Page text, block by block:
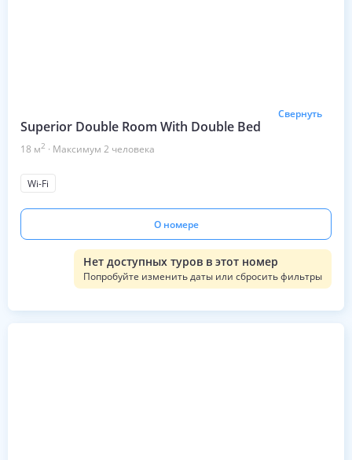
Superior Double Room With Double Bed
Свернуть
18 м2 · Максимум 2 человека
Wi-Fi
О номере
Нет доступных туров в этот номер
Попробуйте изменить даты или сбросить фильтры